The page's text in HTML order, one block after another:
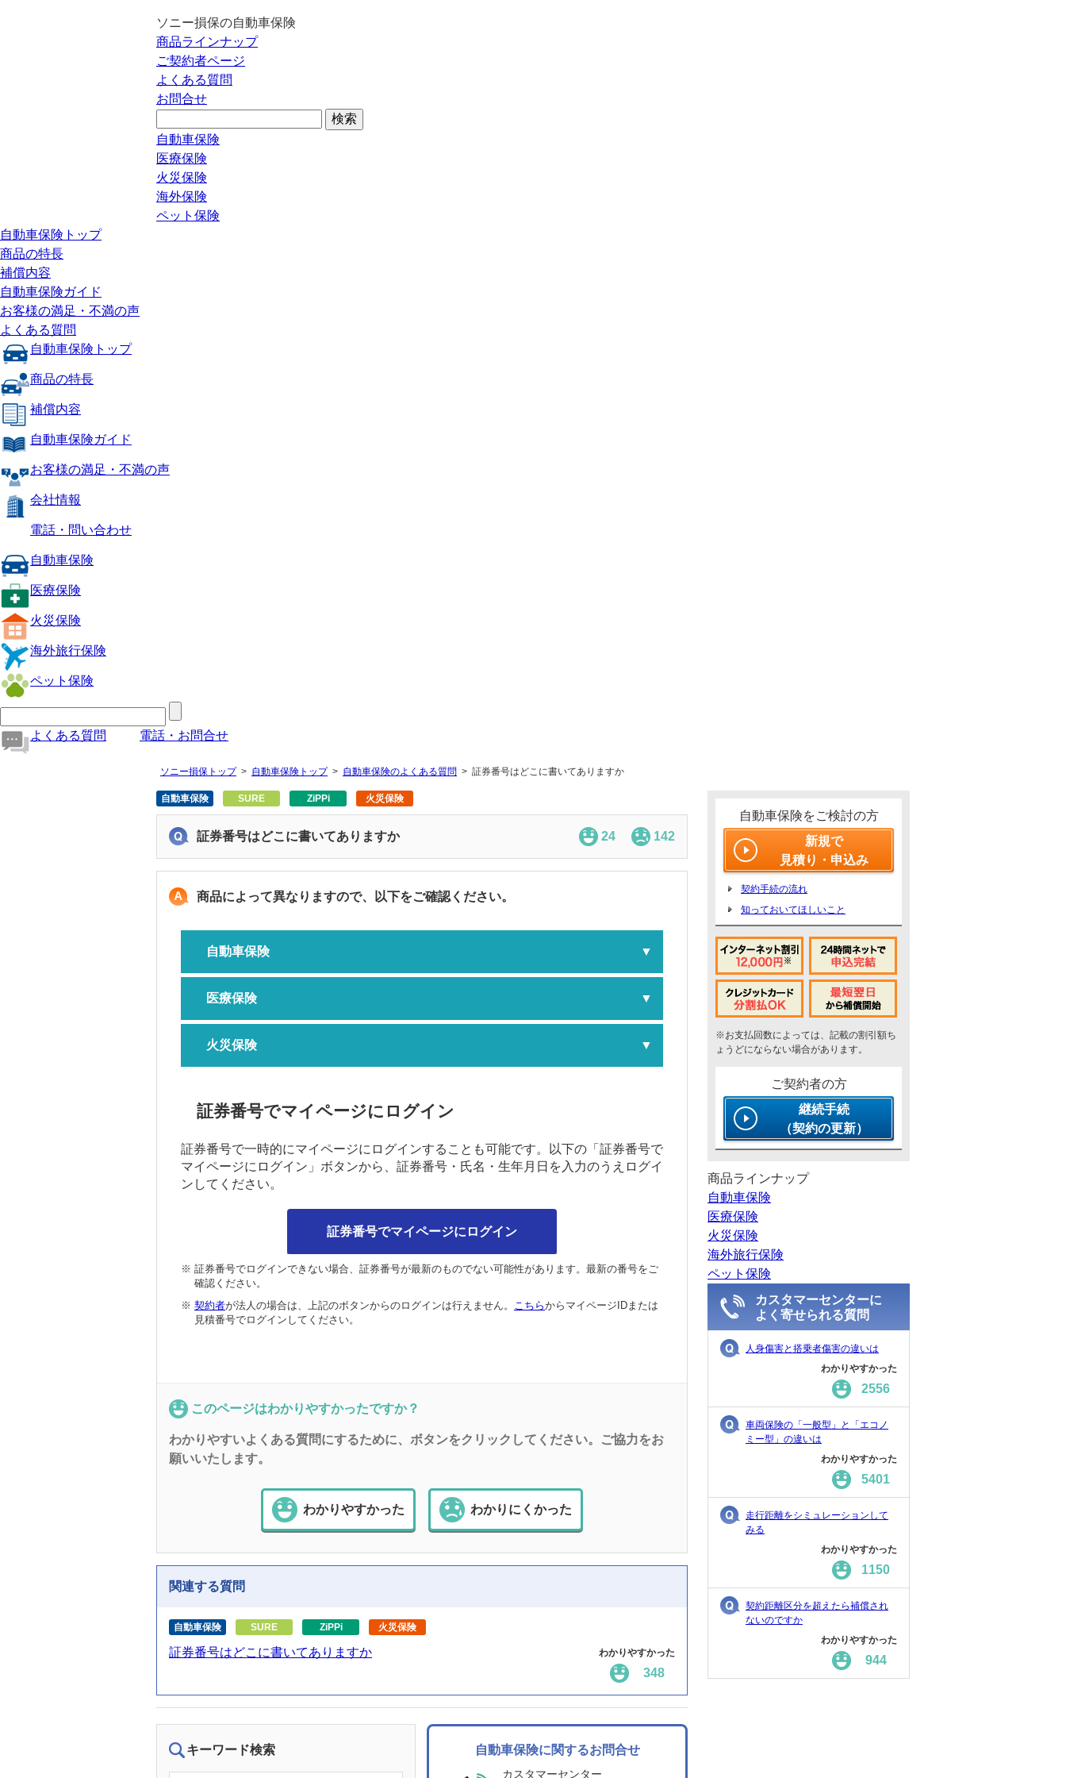
ソニー損保の自動車保険
商品ラインナップ
ご契約者ページ
よくある質問
お問合せ
自動車保険
医療保険
火災保険
海外保険
ペット保険
自動車保険トップ
商品の特長
補償内容
自動車保険ガイド
お客様の満足・不満の声
よくある質問
自動車保険トップ
商品の特長
補償内容
自動車保険ガイド
お客様の満足・不満の声
会社情報
電話・問い合わせ
自動車保険
医療保険
火災保険
海外旅行保険
ペット保険
よくある質問 電話・お問合せ
ソニー損保トップ 自動車保険トップ 自動車保険のよくある質問 証券番号はどこに書いてありますか
自動車保険 SURE ZiPPi 火災保険
証券番号はどこに書いてありますか 24 142
商品によって異なりますので、以下をご確認ください。
自動車保険
医療保険
火災保険
証券番号でマイページにログイン
証券番号で一時的にマイページにログインすることも可能です。以下の「証券番号で
マイページにログイン」ボタンから、証券番号・氏名・生年月日を入力のうえログイ
ンしてください。
証券番号でマイページにログイン
※ 証券番号でログインできない場合、証券番号が最新のものでない可能性があります。最新の番号をご
確認ください。
※ 契約者が法人の場合は、上記のボタンからのログインは行えません。 こちらからマイページIDまたは
見積番号でログインしてください。
このページはわかりやすかったですか？
わかりやすいよくある質問にするために、ボタンをクリックしてください。ご協力をお
願いいたします。
わかりやすかった わかりにくかった
関連する質問
自動車保険 SURE ZiPPi 火災保険
証券番号はどこに書いてありますか わかりやすかった
348
キーワード検索 自動車保険に関するお問合せ
カスタマーセンター
自動車保険をご検討の方
新規で
見積り・申込み
契約手続の流れ
知っておいてほしいこと
※お支払回数によっては、記載の割引額ち
ょうどにならない場合があります。
ご契約者の方
継続手続
（契約の更新）
商品ラインナップ
自動車保険
医療保険
火災保険
海外旅行保険
ペット保険
カスタマーセンターに
よく寄せられる質問
人身傷害と搭乗者傷害の違いは
わかりやすかった
2556
車両保険の「一般型」と「エコノ
ミー型」の違いは
わかりやすかった
5401
走行距離をシミュレーションして
みる
わかりやすかった
1150
契約距離区分を超えたら補償され
ないのですか
わかりやすかった
944